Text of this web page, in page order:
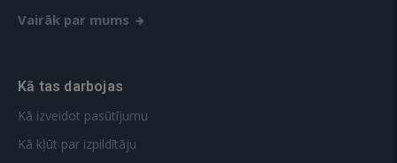
Vairāk par mums
Kā tas darbojas
Kā izveidot pasūtījumu
Kā kļūt par izpildītāju